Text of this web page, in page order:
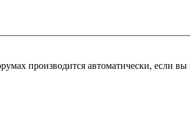
производится автоматически, если